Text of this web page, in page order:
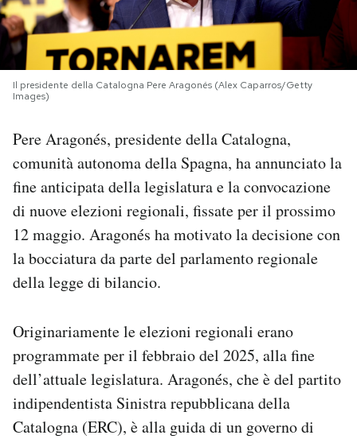
PODCAST
NEWSLETTER
I MIEI PREFERITI
SHOP
CALENDARIO
AREA PERSONALE
Area Personale
Notifiche mobile
Regala il Post
Hai bisogno di aiuto?
Esci
Il presidente della Catalogna Pere Aragonés (Alex Caparros/Getty
Images)
Pere Aragonés, presidente della Catalogna,
comunità autonoma della Spagna, ha annunciato la
fine anticipata della legislatura e la convocazione
di nuove elezioni regionali, fissate per il prossimo
12 maggio. Aragonés ha motivato la decisione con
la bocciatura da parte del parlamento regionale
della legge di bilancio.
Originariamente le elezioni regionali erano
programmate per il febbraio del 2025, alla fine
dell’attuale legislatura. Aragonés, che è del partito
indipendentista Sinistra repubblicana della
Catalogna (ERC), è alla guida di un governo di